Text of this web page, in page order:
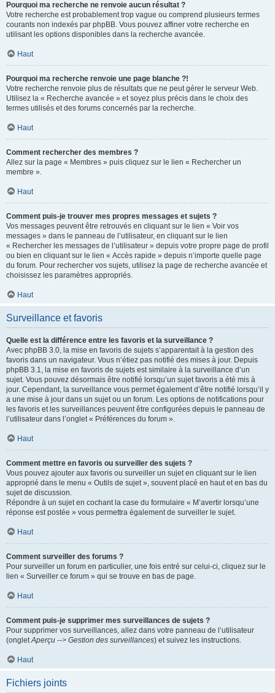
Pourquoi ma recherche ne renvoie aucun résultat ?
Votre recherche est probablement trop vague ou comprend plusieurs termes
courants non indexés par phpBB. Vous pouvez affiner votre recherche en
utilisant les options disponibles dans la recherche avancée.
Haut
Pourquoi ma recherche renvoie une page blanche ?!
Votre recherche renvoie plus de résultats que ne peut gérer le serveur Web.
Utilisez la « Recherche avancée » et soyez plus précis dans le choix des
termes utilisés et des forums concernés par la recherche.
Haut
Comment rechercher des membres ?
Allez sur la page « Membres » puis cliquez sur le lien « Rechercher un
membre ».
Haut
Comment puis-je trouver mes propres messages et sujets ?
Vos messages peuvent être retrouvés en cliquant sur le lien « Voir vos
messages » dans le panneau de l’utilisateur, en cliquant sur le lien
« Rechercher les messages de l’utilisateur » depuis votre propre page de profil
ou bien en cliquant sur le lien « Accès rapide » depuis n’importe quelle page
du forum. Pour rechercher vos sujets, utilisez la page de recherche avancée et
choisissez les paramètres appropriés.
Haut
Surveillance et favoris
Quelle est la différence entre les favoris et la surveillance ?
Avec phpBB 3.0, la mise en favoris de sujets s’apparentait à la gestion des
favoris dans un navigateur. Vous n’étiez pas notifié des mises à jour. Depuis
phpBB 3.1, la mise en favoris de sujets est similaire à la surveillance d’un
sujet. Vous pouvez désormais être notifié lorsqu’un sujet favoris a été mis à
jour. Cependant, la surveillance vous permet également d’être notifié lorsqu’il y
a une mise à jour dans un sujet ou un forum. Les options de notifications pour
les favoris et les surveillances peuvent être configurées depuis le panneau de
l’utilisateur dans l’onglet « Préférences du forum ».
Haut
Comment mettre en favoris ou surveiller des sujets ?
Vous pouvez ajouter aux favoris ou surveiller un sujet en cliquant sur le lien
approprié dans le menu « Outils de sujet », souvent placé en haut et en bas du
sujet de discussion.
Répondre à un sujet en cochant la case du formulaire « M’avertir lorsqu’une
réponse est postée » vous permettra également de surveiller le sujet.
Haut
Comment surveiller des forums ?
Pour surveiller un forum en particulier, une fois entré sur celui-ci, cliquez sur le
lien « Surveiller ce forum » qui se trouve en bas de page.
Haut
Comment puis-je supprimer mes surveillances de sujets ?
Pour supprimer vos surveillances, allez dans votre panneau de l’utilisateur
(ongletAperçu --> Gestion des surveillances) et suivez les instructions.
Haut
Fichiers joints